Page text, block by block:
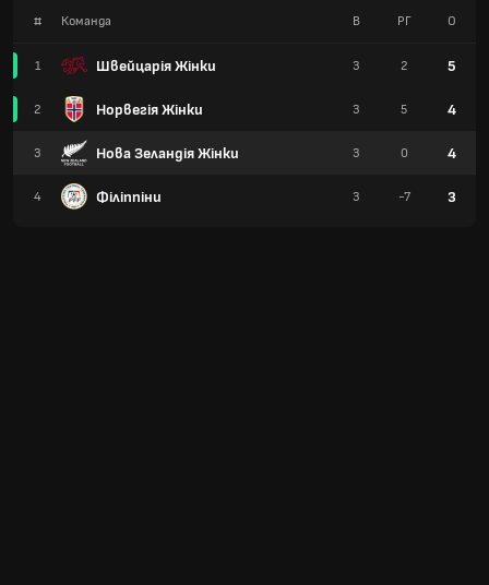
# Команда
1 Швейцарія Жінки
2 Норвегія Жінки
3 Нова Зеландія Жінки
4 Філіппіни
В РГ О
3 2 5
3 5 4
3 0 4
3 -7 3